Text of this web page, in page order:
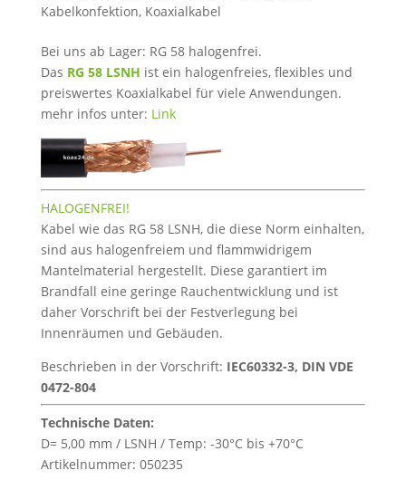
Kabelkonfektion, Koaxialkabel
Bei uns ab Lager: RG 58 halogenfrei.
Das RG 58 LSNH ist ein halogenfreies, flexibles und
preiswertes Koaxialkabel für viele Anwendungen.
mehr infos unter: Link
HALOGENFREI!
Kabel wie das RG 58 LSNH, die diese Norm einhalten,
sind aus halogenfreiem und flammwidrigem
Mantelmaterial hergestellt. Diese garantiert im
Brandfall eine geringe Rauchentwicklung und ist
daher Vorschrift bei der Festverlegung bei
Innenräumen und Gebäuden.
Beschrieben in der Vorschrift: IEC60332-3, DIN VDE
0472-804
Technische Daten:
D= 5,00 mm / LSNH / Temp: -30°C bis +70°C
Artikelnummer: 050235